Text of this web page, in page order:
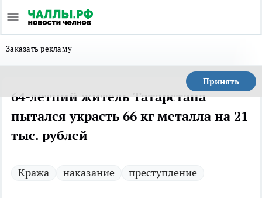
Заказать рекламу
Принять
64-летний житель Татарстана
пытался украсть 66 кг металла на 21
тыс. рублей
Кража наказание преступление